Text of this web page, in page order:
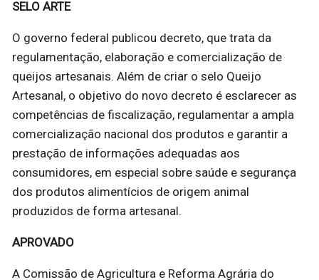
SELO ARTE
O governo federal publicou decreto, que trata da
regulamentação, elaboração e comercialização de
queijos artesanais. Além de criar o selo Queijo
Artesanal, o objetivo do novo decreto é esclarecer as
competências de fiscalização, regulamentar a ampla
comercialização nacional dos produtos e garantir a
prestação de informações adequadas aos
consumidores, em especial sobre saúde e segurança
dos produtos alimentícios de origem animal
produzidos de forma artesanal.
APROVADO
A Comissão de Agricultura e Reforma Agrária do